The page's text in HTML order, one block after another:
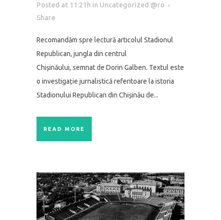
Posted at 11:21h in Uncategorized @ro
Share
Recomandăm spre lectură articolul Stadionul
Republican, jungla din centrul
Chișinăului, semnat de Dorin Galben. Textul este
o investigație jurnalistică referitoare la istoria
Stadionului Republican din Chișinău de...
READ MORE